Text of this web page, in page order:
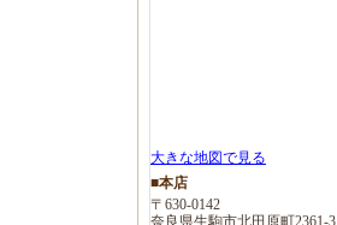
大きな地図で見る
■本店
〒630-0142
奈良県生駒市北田原町2361-3